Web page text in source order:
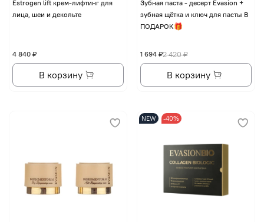
Еstrogen lift крем-лифтинг для
лица, шеи и декольте
4 840 ₽
В корзину
Зубная паста - десерт Evasion +
зубная щётка и ключ для пасты В
ПОДАРОК🎁
2 420 ₽
1 694 ₽
В корзину
NEW -40%